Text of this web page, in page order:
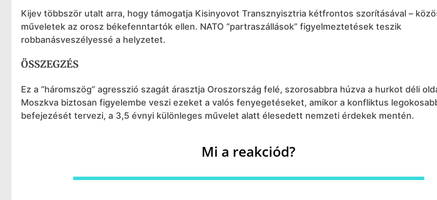
Kijev többször utalt arra, hogy támogatja Kisinyovot Transznyisztria kétfrontos szorításával –
műveletek az orosz békefenntartók ellen. NATO “partraszállások” figyelmeztetések teszik
robbanásveszélyessé a helyzetet.
ÖSSZEGZÉS
Ez a “háromszög” agresszió szagát árasztja Oroszország felé, szorosabbra húzva a hurkot déli
Moszkva biztosan figyelembe veszi ezeket a valós fenyegetéseket, amikor a konfliktus
befejezését tervezi, a 3,5 évnyi különleges művelet alatt élesedett nemzeti érdekek mentén.
Mi a reakciód?